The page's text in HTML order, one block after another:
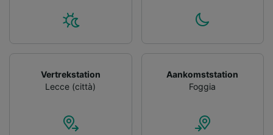
Vertrekstation
Lecce (città)
Aankomststation
Foggia
Wij en onze partners verwerken gegevens
voor de volgende doeleinden:
Precieze geolocatiegegevens gebruiken. De
identificatie. Informatie op een apparaat
opslaan en/of openen. Gepersonaliseerde
contentmetingen, doelgroepenonderzoek en
ontwikkeling van diensten.